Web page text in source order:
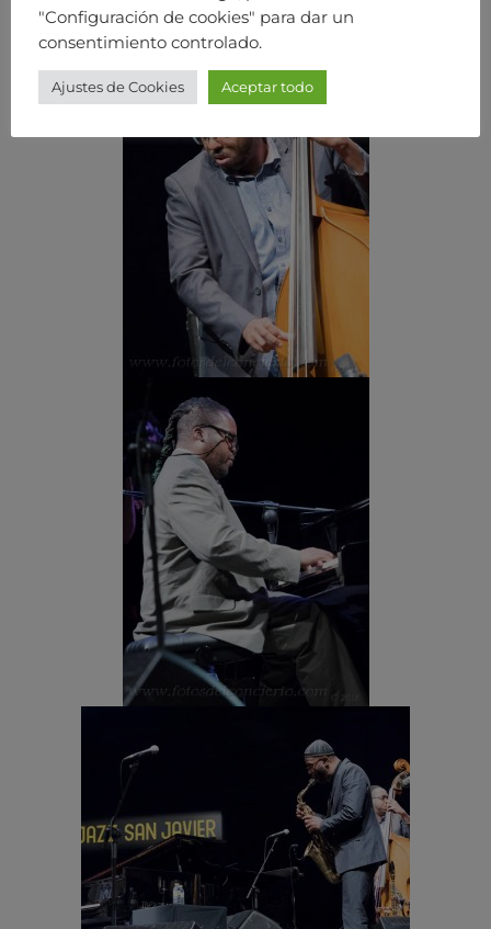
"Configuración de cookies" para dar un
consentimiento controlado.
Ajustes de Cookies Aceptar todo